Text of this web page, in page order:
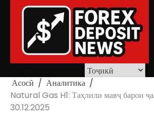
Асосӣ
Аналитика
Natural Gas H1: Таҳлили мавҷ барои
30.12.2025